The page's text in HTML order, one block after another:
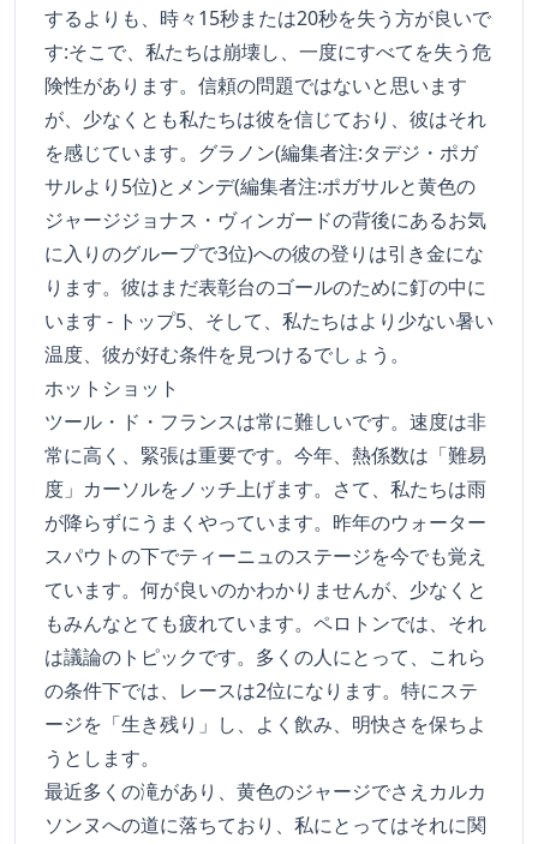
するよりも、時々15秒または20秒を失う方が良いで
す:そこで、私たちは崩壊し、一度にすべてを失う危
険性があります。信頼の問題ではないと思います
が、少なくとも私たちは彼を信じており、彼はそれ
を感じています。グラノン(編集者注:タデジ・ポガ
サルより5位)とメンデ(編集者注:ポガサルと黄色の
ジャージジョナス・ヴィンガードの背後にあるお気
に入りのグループで3位)への彼の登りは引き金にな
ります。彼はまだ表彰台のゴールのために釘の中に
います - トップ5、そして、私たちはより少ない暑い
温度、彼が好む条件を見つけるでしょう。
ホットショット
ツール・ド・フランスは常に難しいです。速度は非
常に高く、緊張は重要です。今年、熱係数は「難易
度」カーソルをノッチ上げます。さて、私たちは雨
が降らずにうまくやっています。昨年のウォーター
スパウトの下でティーニュのステージを今でも覚え
ています。何が良いのかわかりませんが、少なくと
もみんなとても疲れています。ペロトンでは、それ
は議論のトピックです。多くの人にとって、これら
の条件下では、レースは2位になります。特にステ
ージを「生き残り」し、よく飲み、明快さを保ちよ
うとします。
最近多くの滝があり、黄色のジャージでさえカルカ
ソンヌへの道に落ちており、私にとってはそれに関